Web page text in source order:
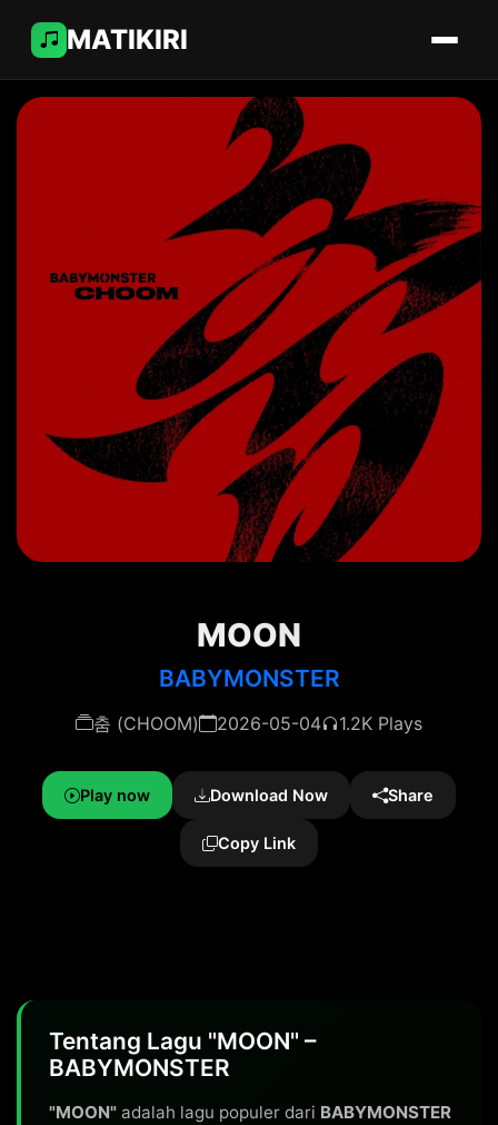
MATIKIRI
MOON
BABYMONSTER
춤 (CHOOM) 2026-05-04 1.2K Plays
Play now Download Now Share
Copy Link
Tentang Lagu "MOON" –
BABYMONSTER
"MOON" adalah lagu populer dari BABYMONSTER